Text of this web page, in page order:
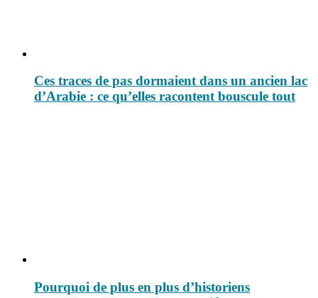
Ces traces de pas dormaient dans un ancien lac
d’Arabie : ce qu’elles racontent bouscule tout
Pourquoi de plus en plus d’historiens